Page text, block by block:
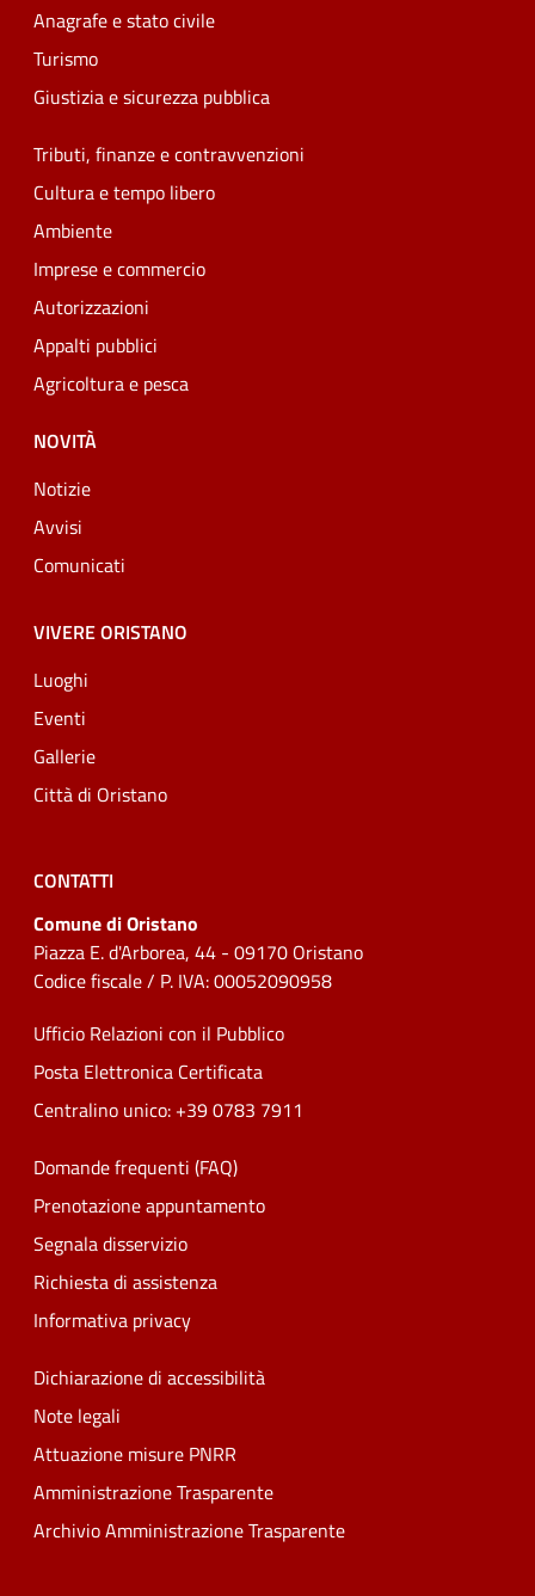
Anagrafe e stato civile
Turismo
Giustizia e sicurezza pubblica
Tributi, finanze e contravvenzioni
Cultura e tempo libero
Ambiente
Imprese e commercio
Autorizzazioni
Appalti pubblici
Agricoltura e pesca
NOVITÀ
Notizie
Avvisi
Comunicati
VIVERE ORISTANO
Luoghi
Eventi
Gallerie
Città di Oristano
CONTATTI
Comune di Oristano
Piazza E. d'Arborea, 44 - 09170 Oristano
Codice fiscale / P. IVA: 00052090958
Ufficio Relazioni con il Pubblico
Posta Elettronica Certificata
Centralino unico: +39 0783 7911
Domande frequenti (FAQ)
Prenotazione appuntamento
Segnala disservizio
Richiesta di assistenza
Informativa privacy
Dichiarazione di accessibilità
Note legali
Attuazione misure PNRR
Amministrazione Trasparente
Archivio Amministrazione Trasparente